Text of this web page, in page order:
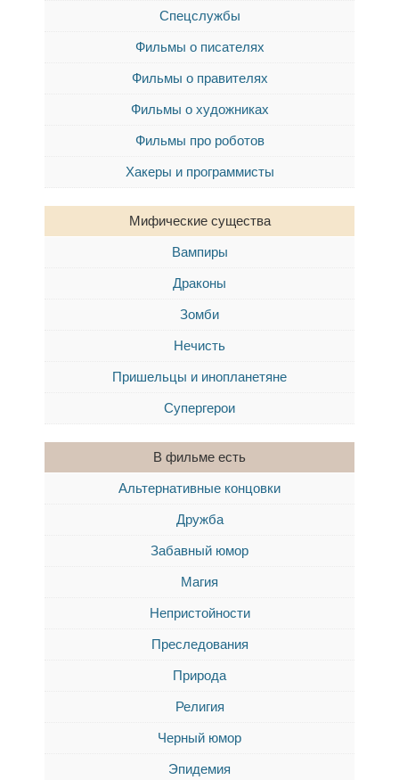
Спецслужбы
Фильмы о писателях
Фильмы о правителях
Фильмы о художниках
Фильмы про роботов
Хакеры и программисты
Мифические существа
Вампиры
Драконы
Зомби
Нечисть
Пришельцы и инопланетяне
Супергерои
В фильме есть
Альтернативные концовки
Дружба
Забавный юмор
Магия
Непристойности
Преследования
Природа
Религия
Черный юмор
Эпидемия